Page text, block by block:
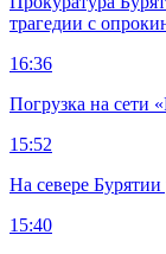
трагедии с
16:36
Погрузка на сети
15:52
На севере
15:40